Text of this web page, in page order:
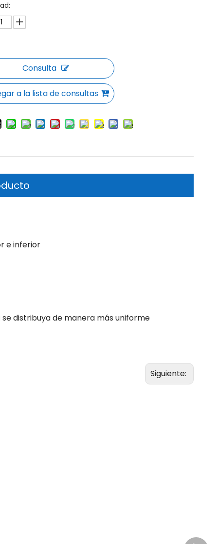
Consulta
a la lista de consultas
e inferior
distribuya de manera más uniforme
Siguiente: